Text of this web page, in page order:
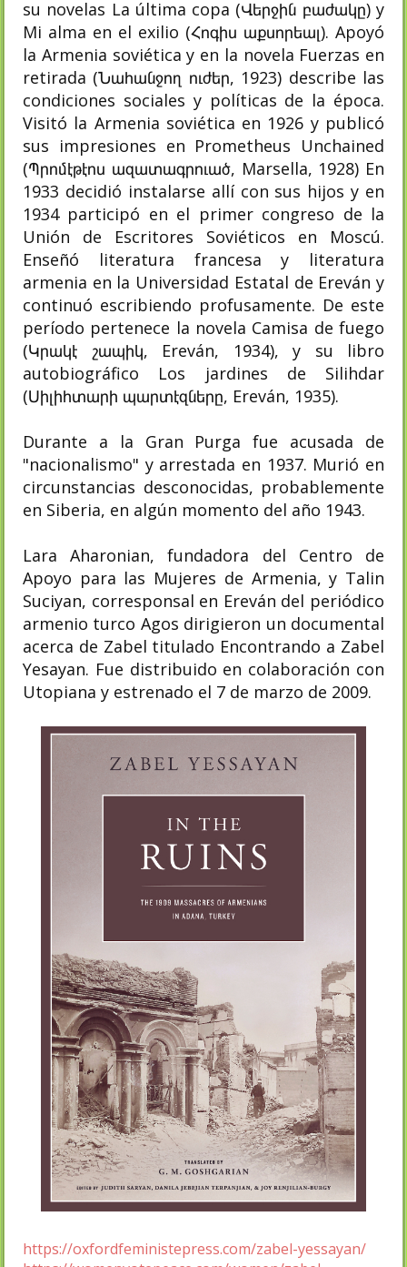
su novelas La última copa (Վերջին բաժակը) y
Mi alma en el exilio (Հոգիս աքսորեալ). Apoyó
la Armenia soviética y en la novela Fuerzas en
retirada (Նահանջող ուժեր, 1923) describe las
condiciones sociales y políticas de la época.
Visitó la Armenia soviética en 1926 y publicó
sus impresiones en Prometheus Unchained
(Պրոմէթէոս ազատագրուած, Marsella, 1928) En
1933 decidió instalarse allí con sus hijos y en
1934 participó en el primer congreso de la
Unión de Escritores Soviéticos en Moscú.
Enseñó literatura francesa y literatura
armenia en la Universidad Estatal de Ereván y
continuó escribiendo profusamente. De este
período pertenece la novela Camisa de fuego
(Կրակէ շապիկ, Ereván, 1934), y su libro
autobiográfico Los jardines de Silihdar
(Սիլիհտարի պարտէզները, Ereván, 1935).
Durante a la Gran Purga fue acusada de
"nacionalismo" y arrestada en 1937. Murió en
circunstancias desconocidas, probablemente
en Siberia, en algún momento del año 1943.​
Lara Aharonian, fundadora del Centro de
Apoyo para las Mujeres de Armenia, y Talin
Suciyan, corresponsal en Ereván del periódico
armenio turco Agos dirigieron un documental
acerca de Zabel titulado Encontrando a Zabel
Yesayan. Fue distribuido en colaboración con
Utopiana y estrenado el 7 de marzo de 2009.
https://oxfordfeministepress.com/zabel-yessayan/